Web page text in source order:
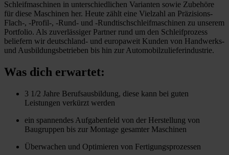
Schleifmaschinen in unterschiedlichen Varianten sowie Zubehöre
für diese Maschinen her. Heute zählt eine Vielzahl an Präzisions-
Flach-, -Profil-, -Rund- und -Rundtischschleifmaschinen zu unserem
Portfolio. Als zuverlässiger Partner rund um den Schleifprozess
beliefern wir deutschland- und europaweit Kunden von Handwerks-
und Ausbildungsbetrieben bis hin zur Automobilzulieferindustrie.
Was dich erwartet:
3 1/2 Jahre Berufsausbildung, diese kann bei guten
Leistungen verkürzt werden
ein spannendes Aufgabenfeld von der Herstellung von
Baugruppen bis zur Montage gesamter Maschinen
Überwachen und Optimieren von Fertigungsprozessen